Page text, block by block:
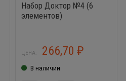
Набор Доктор №4 (6
элементов)
ЦЕНА: 266,70₽
В наличии